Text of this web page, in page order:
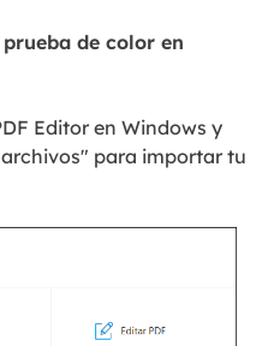
de color en
Editor en Windows y
para importar tu